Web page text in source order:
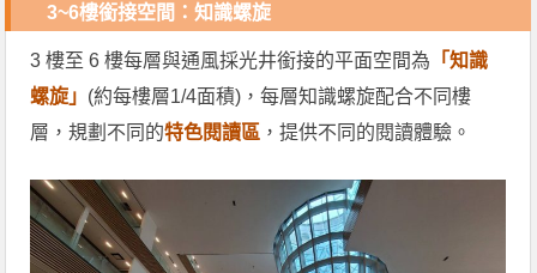
3~6樓銜接空間：知識螺旋
3 樓至 6 樓每層與通風採光井銜接的平面空間為 「知識
螺旋」 (約每樓層1/4面積)，每層知識螺旋配合不同樓
層，規劃不同的特色閱讀區 ，提供不同的閱讀體驗。